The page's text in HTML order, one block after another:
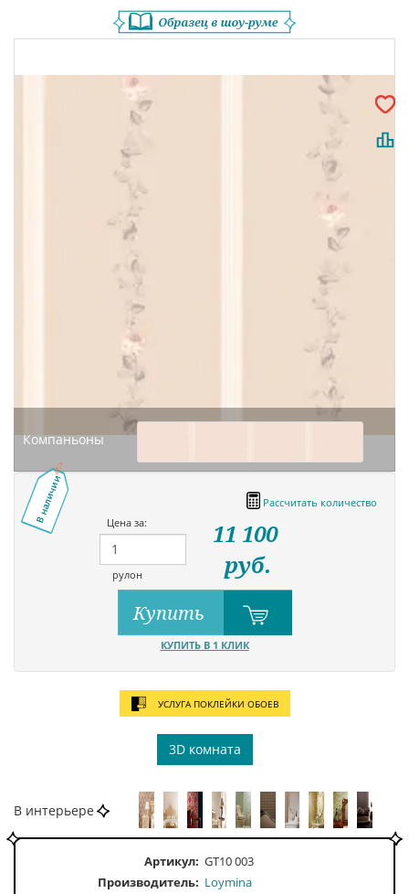
Компаньоны
В наличии
Рассчитать количество
Цена за:
рулон
11 100
руб.
Купить
КУПИТЬ В 1 КЛИК
УСЛУГА ПОКЛЕЙКИ ОБОЕВ
3D комната
В интерьере
Артикул: GT10 003
Производитель: Loymina